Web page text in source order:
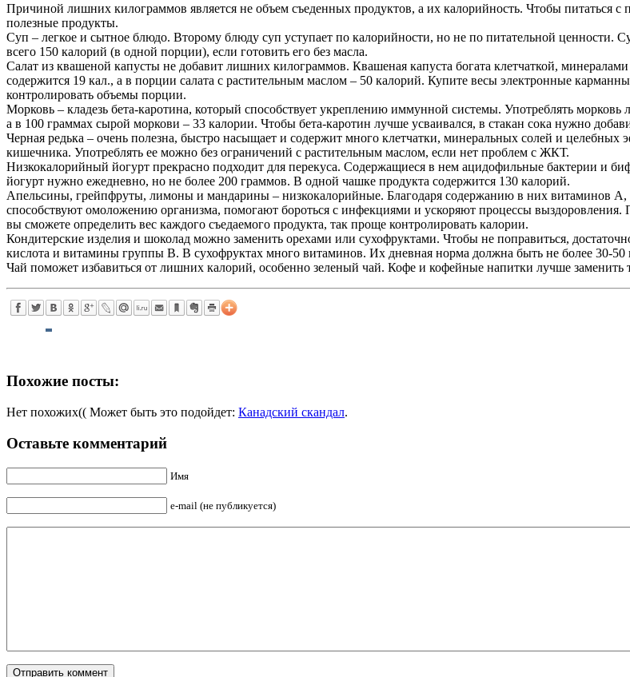
Причиной лишних килограммов является не объем съеденных продуктов, а их калорийность. Чтобы питаться
полезные продукты.
Суп – легкое и сытное блюдо. Второму блюду суп уступает по калорийности, но не по питательной ценности.
всего 150 калорий (в одной порции), если готовить его без масла.
Салат из квашеной капусты не добавит лишних килограммов. Квашеная капуста богата клетчаткой,
содержится 19 кал., а в порции салата с растительным маслом – 50 калорий. Купите весы электронные
контролировать объемы порции.
Морковь – кладезь бета-каротина, который способствует укреплению иммунной системы. Употреблять
а в 100 граммах сырой моркови – 33 калории. Чтобы бета-каротин лучше усваивался, в стакан сока нужно
Черная редька – очень полезна, быстро насыщает и содержит много клетчатки, минеральных солей и
кишечника. Употреблять ее можно без ограничений с растительным маслом, если нет проблем с ЖКТ.
Низкокалорийный йогурт прекрасно подходит для перекуса. Содержащиеся в нем ацидофильные бактерии и
йогурт нужно ежедневно, но не более 200 граммов. В одной чашке продукта содержится 130 калорий.
Апельсины, грейпфруты, лимоны и мандарины – низкокалорийные. Благодаря содержанию в них витаминов А,
способствуют омоложению организма, помогают бороться с инфекциями и ускоряют процессы
вы сможете определить вес каждого съедаемого продукта, так проще контролировать калории.
Кондитерские изделия и шоколад можно заменить орехами или сухофруктами. Чтобы не поправиться,
кислота и витамины группы В. В сухофруктах много витаминов. Их дневная норма должна быть не более 30-50
Чай поможет избавиться от лишних калорий, особенно зеленый чай. Кофе и кофейные напитки лучше
Похожие посты:
Нет похожих(( Может быть это подойдет: Канадский скандал.
Оставьте комментарий
Имя
e-mail (не публикуется)